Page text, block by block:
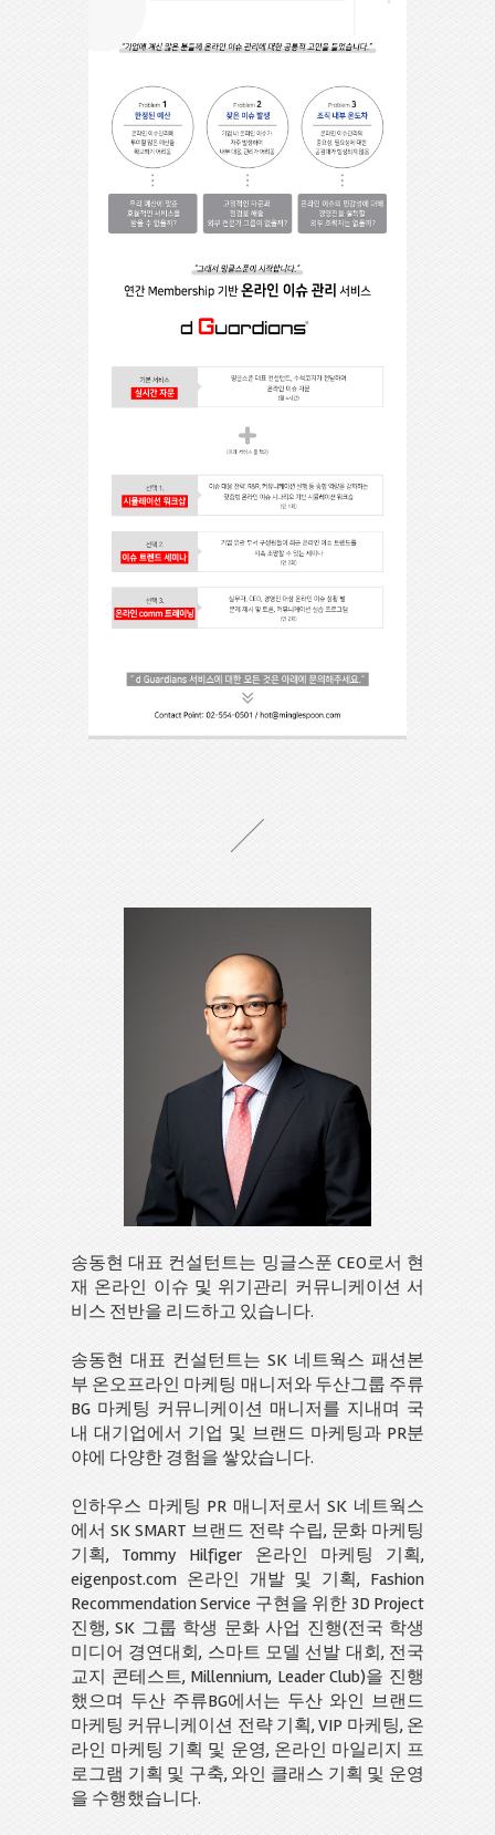
송동현 대표 컨설턴트는 밍글스푼 CEO로서 현
재 온라인 이슈 및 위기관리 커뮤니케이션 서
비스 전반을 리드하고 있습니다.
송동현 대표 컨설턴트는 SK 네트웍스 패션본
부 온오프라인 마케팅 매니저와 두산그룹 주류
BG 마케팅 커뮤니케이션 매니저를 지내며 국
내 대기업에서 기업 및 브랜드 마케팅과 PR분
야에 다양한 경험을 쌓았습니다.
인하우스 마케팅 PR 매니저로서 SK 네트웍스
에서 SK SMART 브랜드 전략 수립, 문화 마케팅
기획, Tommy Hilfiger 온라인 마케팅 기획,
eigenpost.com 온라인 개발 및 기획, Fashion
Recommendation Service 구현을 위한 3D Project
진행, SK 그룹 학생 문화 사업 진행(전국 학생
미디어 경연대회, 스마트 모델 선발 대회, 전국
교지 콘테스트, Millennium, Leader Club)을 진행
했으며 두산 주류BG에서는 두산 와인 브랜드
마케팅 커뮤니케이션 전략 기획, VIP 마케팅, 온
라인 마케팅 기획 및 운영, 온라인 마일리지 프
로그램 기획 및 구축, 와인 클래스 기획 및 운영
을 수행했습니다.